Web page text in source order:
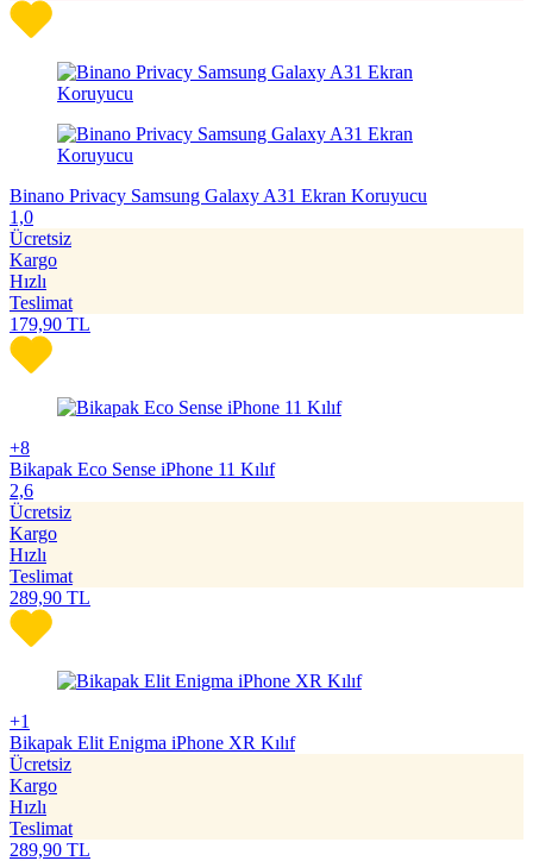
Binano Privacy Samsung Galaxy A31 Ekran Koruyucu
1,0
Ücretsiz
Kargo
Hızlı
Teslimat
179,90 TL
+8
Bikapak Eco Sense iPhone 11 Kılıf
2,6
Ücretsiz
Kargo
Hızlı
Teslimat
289,90 TL
+1
Bikapak Elit Enigma iPhone XR Kılıf
Ücretsiz
Kargo
Hızlı
Teslimat
289,90 TL